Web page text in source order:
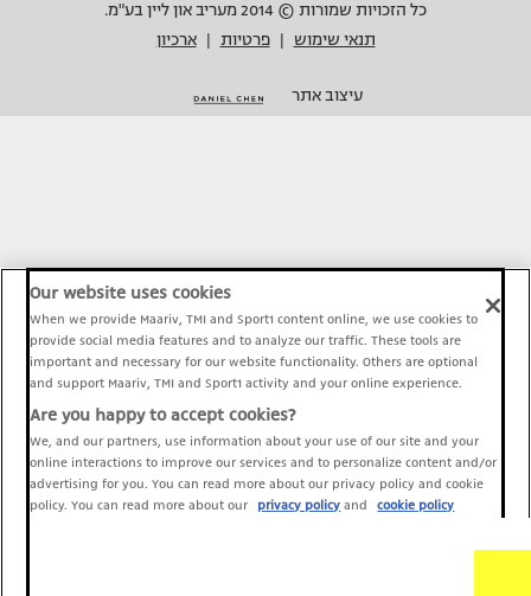
כל הזכויות שמורות © 2014 מעריב און ליין בע"מ.
תנאי שימוש
פרטיות ארכיון
עיצוב אתר
Our website uses cookies
When we provide Maariv, TMI and Sport1 content online, we use cookies to
provide social media features and to analyze our traffic. These tools are
important and necessary for our website functionality. Others are optional
and support Maariv, TMI and Sport1 activity and your online experience.
Are you happy to accept cookies?
We, and our partners, use information about your use of our site and your
online interactions to improve our services and to personalize content and/or
advertising for you. You can read more about our privacy policy and cookie
policy. You can read more about our
privacy policy and cookie policy